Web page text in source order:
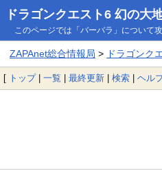
ドラゴンクエスト6 幻の大
このページでは「バーバラ」について
ZAPAnet総合情報局 > ドラゴンク
[ トップ| 一覧 | 最終更新 | 検索 | ヘル